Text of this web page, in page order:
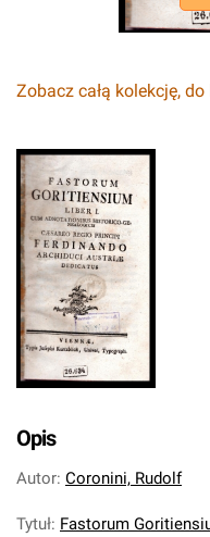
Zobacz całą kolekcję,
Opis
Autor: Coronini, Rudolf
Tytuł: Fastorum